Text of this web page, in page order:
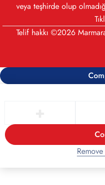
veya teşhirde olup
Telif hakkı ©2026